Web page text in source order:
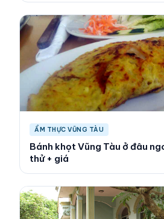
ẨM THỰC VŨNG TÀU
Bánh khọt Vũng Tàu ở đâu
thử + giá